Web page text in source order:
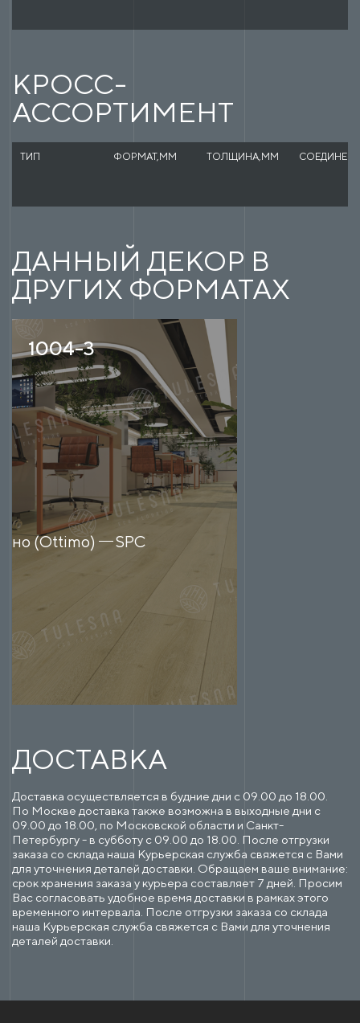
КРОСС-
АССОРТИМЕНТ
ТИП ФОРМАТ,ММ ТОЛЩИНА,ММ
ДАННЫЙ ДЕКОР В
ДРУГИХ ФОРМАТАХ
1004-3
(Ottimo) SPC
ДОСТАВКА
Доставка осуществляется в будние дни с 09.00 до 18.00.
По Москве доставка также возможна в выходные дни с
09.00 до 18.00, по Московской области и Санкт-
Петербургу - в субботу с 09.00 до 18.00. После отгрузки
заказа со склада наша Курьерская служба свяжется с Вами
для уточнения деталей доставки. Обращаем ваше внимание:
срок хранения заказа у курьера составляет 7 дней. Просим
Вас согласовать удобное время доставки в рамках этого
временного интервала. После отгрузки заказа со склада
наша Курьерская служба свяжется с Вами для уточнения
деталей доставки.